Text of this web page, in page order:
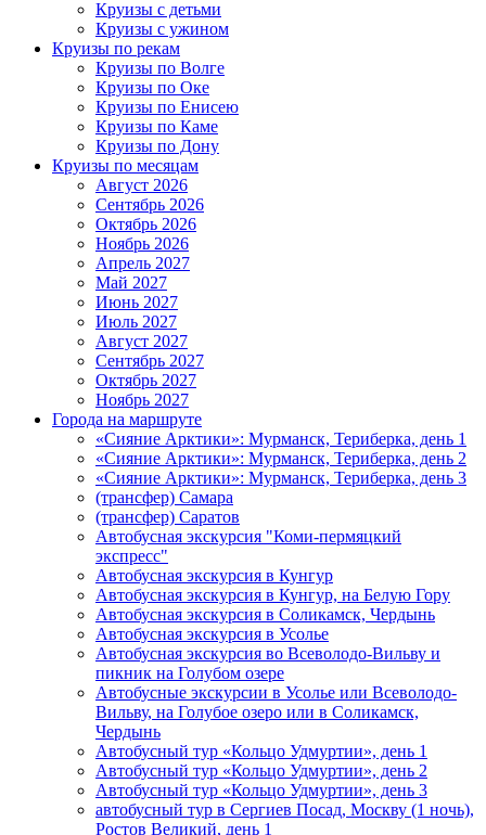
Круизы с детьми
Круизы с ужином
Круизы по рекам
Круизы по Волге
Круизы по Оке
Круизы по Енисею
Круизы по Каме
Круизы по Дону
Круизы по месяцам
Август 2026
Сентябрь 2026
Октябрь 2026
Ноябрь 2026
Апрель 2027
Май 2027
Июнь 2027
Июль 2027
Август 2027
Сентябрь 2027
Октябрь 2027
Ноябрь 2027
Города на маршруте
«Сияние Арктики»: Мурманск, Териберка, день 1
«Сияние Арктики»: Мурманск, Териберка, день 2
«Сияние Арктики»: Мурманск, Териберка, день 3
(трансфер) Самара
(трансфер) Саратов
Автобусная экскурсия "Коми-пермяцкий
экспресс"
Автобусная экскурсия в Кунгур
Автобусная экскурсия в Кунгур, на Белую Гору
Автобусная экскурсия в Соликамск, Чердынь
Автобусная экскурсия в Усолье
Автобусная экскурсия во Всеволодо-Вильву и
пикник на Голубом озере
Автобусные экскурсии в Усолье или Всеволодо-
Вильву, на Голубое озеро или в Соликамск,
Чердынь
Автобусный тур «Кольцо Удмуртии», день 1
Автобусный тур «Кольцо Удмуртии», день 2
Автобусный тур «Кольцо Удмуртии», день 3
автобусный тур в Сергиев Посад, Москву (1 ночь),
Ростов Великий, день 1